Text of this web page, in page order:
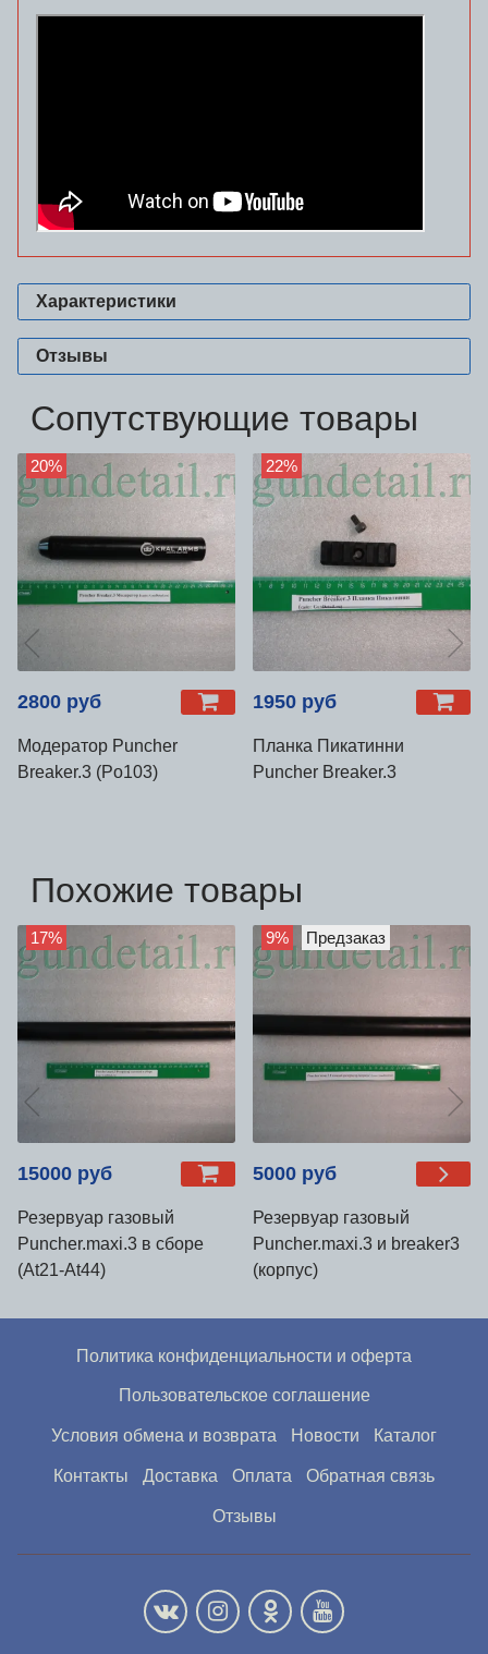
Характеристики
Отзывы
Сопутствующие товары
20%
2800 руб
Модератор Puncher
Breaker.3 (Po103)
22%
1950 руб
Планка Пикатинни
Puncher Breaker.3
Похожие товары
17%
15000 руб
Резервуар газовый
Puncher.maxi.3 в сборе
(At21-At44)
9% Предзаказ
5000 руб
Резервуар газовый
Puncher.maxi.3 и breaker3
(корпус)
Политика конфиденциальности и оферта
Пользовательское соглашение
Условия обмена и возврата Новости Каталог
Контакты Доставка Оплата Обратная связь
Отзывы